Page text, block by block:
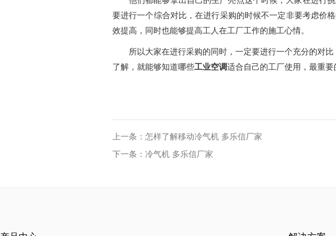
要进行一个综合对比，在进行采购的时候不一定非要考虑价
效提高，同时也能够提高工人在工厂工作的施工心情。
所以大家在进行采购的同时，一定要进行一个充分的对
了解，就能够知道哪些工业空调适合自己的工厂使用，最重要
上一条：怎样了解移动冷气机 多乐信厂家
下一条：冷气机 多乐信厂家